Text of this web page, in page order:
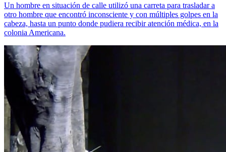
Un hombre en situación de calle utilizó una carreta para trasladar a
otro hombre que encontró inconsciente y con múltiples golpes en la
cabeza, hasta un punto donde pudiera recibir atención médica, en la
colonia Americana.